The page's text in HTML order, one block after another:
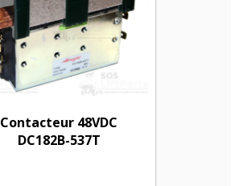
Contacteur 48VDC
DC182B-537T